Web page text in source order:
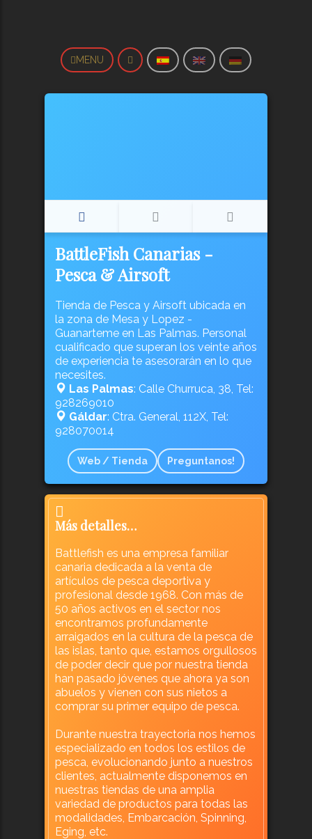
MENU
BattleFish Canarias -
Pesca & Airsoft
Tienda de Pesca y Airsoft ubicada en
la zona de Mesa y Lopez -
Guanarteme en Las Palmas. Personal
cualificado que superan los veinte años
de experiencia te asesorarán en lo que
necesites.
Las Palmas: Calle Churruca, 38, Tel:
928269010
Gáldar: Ctra. General, 112X, Tel:
928070014
Web / Tienda Preguntanos!
Más detalles…
Battlefish es una empresa familiar
canaria dedicada a la venta de
artículos de pesca deportiva y
profesional desde 1968. Con más de
50 años activos en el sector nos
encontramos profundamente
arraigados en la cultura de la pesca de
las islas, tanto que, estamos orgullosos
de poder decir que por nuestra tienda
han pasado jóvenes que ahora ya son
abuelos y vienen con sus nietos a
comprar su primer equipo de pesca.
Durante nuestra trayectoria nos hemos
especializado en todos los estilos de
pesca, evolucionando junto a nuestros
clientes, actualmente disponemos en
nuestras tiendas de una amplia
variedad de productos para todas las
modalidades, Embarcación, Spinning,
Eging, etc.